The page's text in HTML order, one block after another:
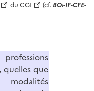
du CGI (cf.BOI-IF-CFE-
quelles que